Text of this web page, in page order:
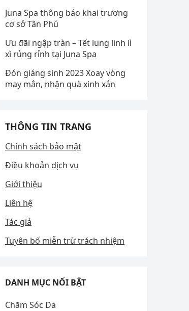
Juna Spa thông báo khai trương
cơ sở Tân Phú
Ưu đãi ngập tràn – Tết lung linh lì
xì rủng rỉnh tại Juna Spa
Đón giáng sinh 2023 Xoay vòng
may mắn, nhận quà xinh xắn
THÔNG TIN TRANG
Chính sách bảo mật
Điều khoản dịch vụ
Giới thiệu
Liên hệ
Tác giả
Tuyên bố miễn trừ trách nhiệm
DANH MỤC NỔI BẬT
Chăm Sóc Da